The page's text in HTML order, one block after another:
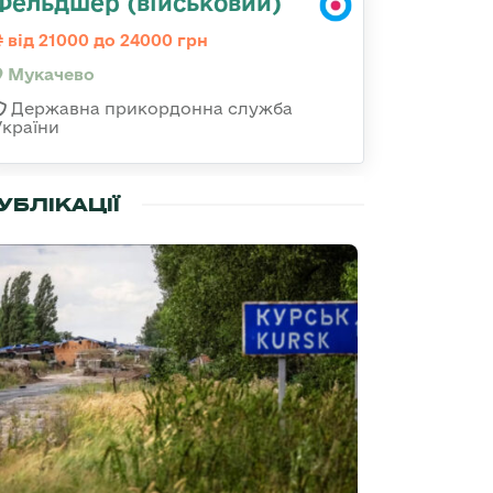
від 21000 до 24000 грн
Мукачево
Державна прикордонна служба